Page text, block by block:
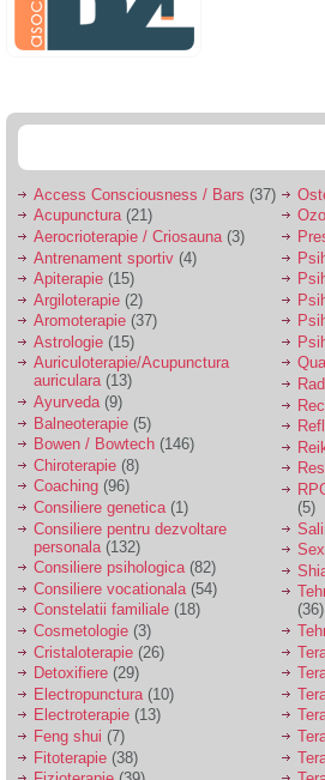
De 4 ani am o relatie
serioasa cu un barbat
sa se manifeste o
Ma aflu aici pentru ca
vreau sa stiu daca am
nevoie de un psiholog
sau psihiatru.
Sunt casatorita, am
31 de ani si un copil in
varsta de 2 ani care
mi-e lumina ochilor.
De ceva timp simt ca
mi s-a adunat
oboseala, o oboseala
cronica de care nu pot
scapa si simt ca din
cauza ei nu pot
controla nervii si
cateodata are copilul
de suferit.
Am o bariera peste
care nu pot trece:
prietena mea a ramas
insarcinata cu o fata.
Am fost de comun
acord sa facem un
copil, cu gandul ca e
baiat.
Access Consciousness / Bars (37)
Acupunctura(21)
Aerocrioterapie / Criosauna (3)
Antrenament sportiv (4)
Apiterapie (15)
Argiloterapie (2)
Aromoterapie (37)
Astrologie (15)
Auriculoterapie/Acupunctura
auriculara(13)
Ayurveda(9)
Balneoterapie (5)
Bowen / Bowtech (146)
Chiroterapie (8)
Coaching (96)
Consiliere genetica(1)
Consiliere pentru dezvoltare
personala (132)
Consiliere psihologica(82)
Consiliere vocationala (54)
Constelatii familiale (18)
Cosmetologie (3)
Cristaloterapie (26)
Detoxifiere (29)
Electropunctura (10)
Electroterapie (13)
Feng shui (7)
Fitoterapie (38)
(5)
(36)